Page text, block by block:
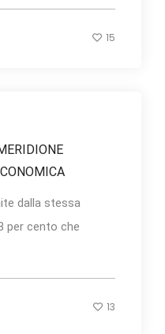
15
dalla stessa
per cento che
13